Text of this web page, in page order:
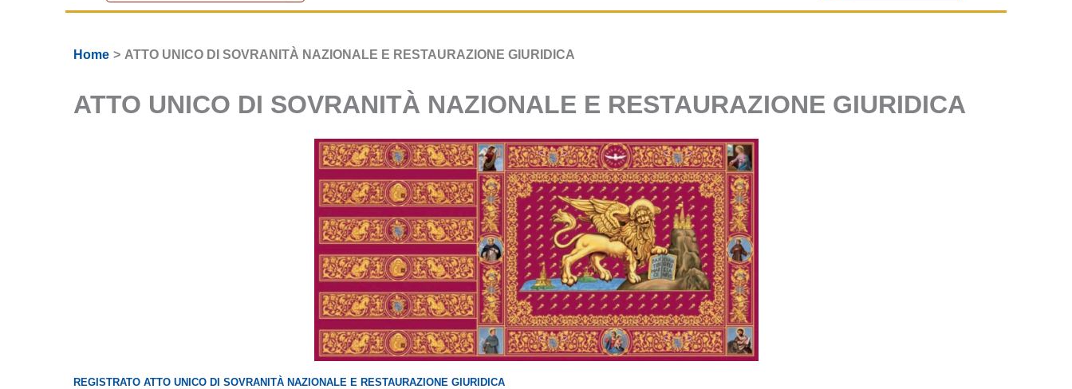
Home ATTO UNICO DI SOVRANITÀ NAZIONALE E RESTAURAZIONE GIURIDICA
ATTO UNICO DI SOVRANITÀ NAZIONALE E RESTAURAZIONE GIURIDICA
REGISTRATO ATTO UNICO DI SOVRANITÀ NAZIONALE E RESTAURAZIONE GIURIDICA